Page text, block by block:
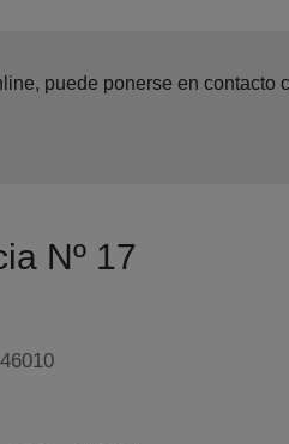
puede ponerse en contacto
Nº 17